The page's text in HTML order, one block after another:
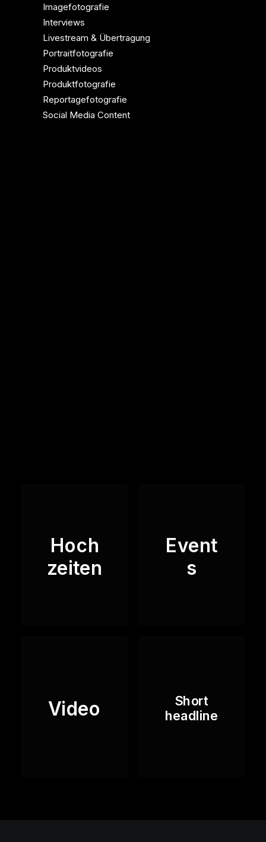
Imagefotografie
Interviews
Livestream & Übertragung
Portraitfotografie
Produktvideos
Produktfotografie
Reportagefotografie
Social Media Content
Hoch
zeiten
Event
s
Video
Short
headline